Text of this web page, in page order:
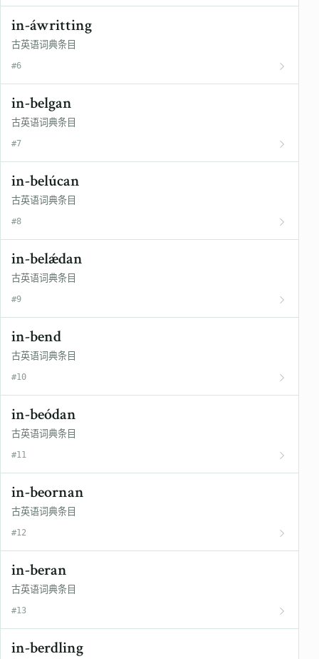
in-áwritting
古英语词典条目
#6
in-belgan
古英语词典条目
#7
in-belúcan
古英语词典条目
#8
in-belǽdan
古英语词典条目
#9
in-bend
古英语词典条目
#10
in-beódan
古英语词典条目
#11
in-beornan
古英语词典条目
#12
in-beran
古英语词典条目
#13
in-berdling